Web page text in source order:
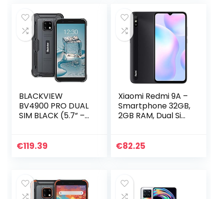
RAM-SD-128 GO
Smartphone,
Caméras 8MP,
Double SIM 4G+5G
WiFi/Face ID/Bleu
française + 2 ans
garantie)
BLACKVIEW
BV4900 PRO DUAL
SIM BLACK (5.7” –
€119.39
Xiaomi Redmi 9A –
Smartphone 32GB,
2GB RAM, Dual Sim,
€82.25